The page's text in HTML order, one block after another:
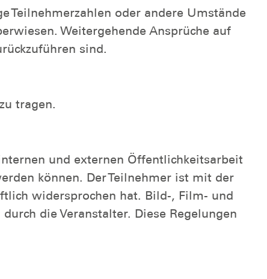
Teilnehmerzahlen oder andere Umstände
Weitergehende Ansprüche auf
sind.
tragen.
und externen Öffentlichkeitsarbeit
können. Der Teilnehmer ist mit der
widersprochen hat. Bild-, Film- und
die Veranstalter. Diese Regelungen